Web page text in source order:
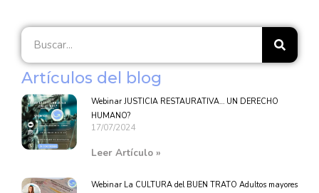
Artículos del blog
Webinar JUSTICIA RESTAURATIVA… UN DERECHO
HUMANO?
17/07/2024
Leer Artículo »
Webinar La CULTURA del BUEN TRATO Adultos mayores